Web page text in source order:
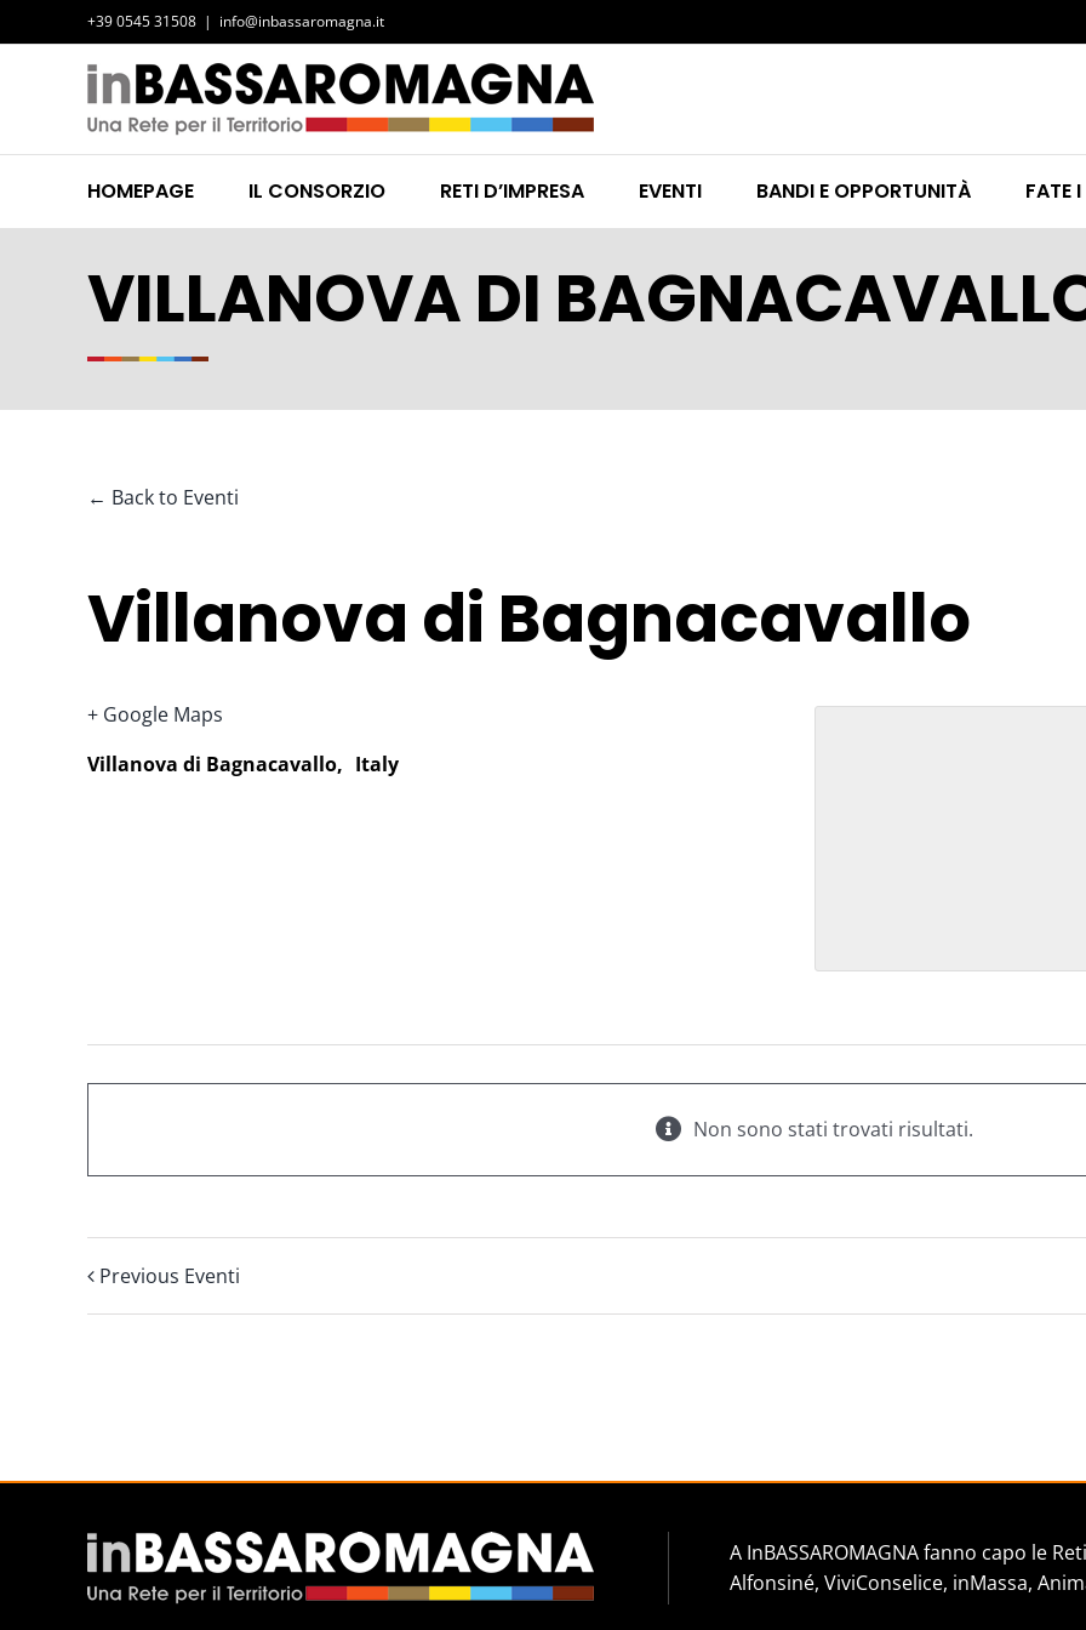
al
contenuto
+39 0545 31508 | info@inbassaromagna.it
HOMEPAGE IL CONSORZIO RETI D’IMPRESA EVENTI BANDI E OPPORTUNITÀ FATE
VILLANOVA DI
← Back to Eventi
Villanova di Bagnacavallo
+ Google Maps
Villanova di Bagnacavallo, Italy
Non sono stati trovati risultati.
Previous Eventi
A InBASSAROMAGNA fanno capo le
Alfonsiné, ViviConselice, inMassa,